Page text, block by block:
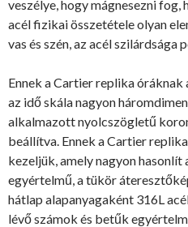
veszélye, hogy mágnesezni fog,
acél fizikai összetétele olyan
vas és szén, az acél szilárdsága
Ennek a Cartier replika óráknak
az idő skála nagyon
alkalmazott nyolcszögletű
beállítva. Ennek a Cartier
kezeljük, amely nagyon
egyértelmű, a tükör
hátlap alapanyagaként 316L
lévő számok és betűk